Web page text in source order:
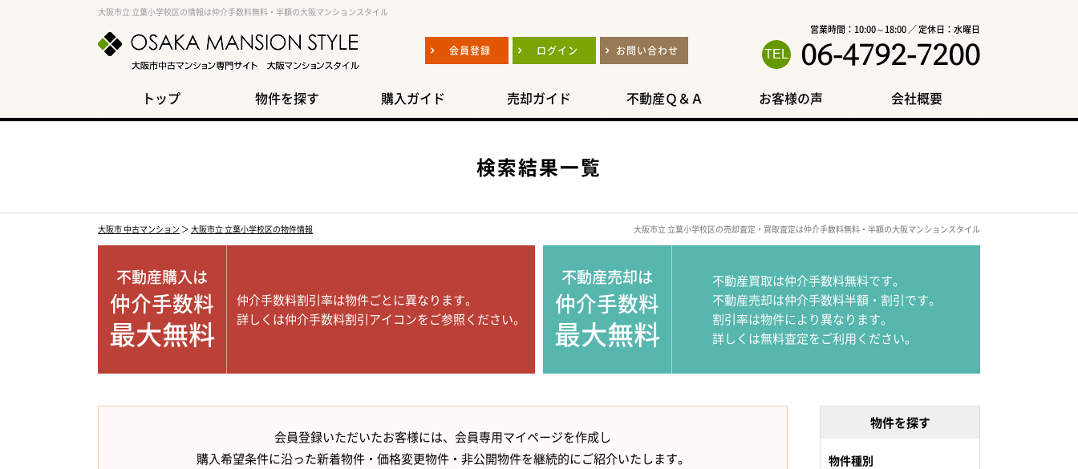
大阪市立 立葉小学校区の情報は仲介手数料無料・半額の大阪マンションスタイル
会員登録 ログイン お問い合わせ
営業時間：10:00～18:00 ／ 定休日：水曜日
06-4792-7200
トップ 物件を探す 購入ガイド 売却ガイド 不動産Ｑ＆Ａ お客様の声 会社概要
検索結果一覧
大阪市 中古マンション ＞ 大阪市立 立葉小学校区の物件情報 大阪市立 立葉小学校区の売却査定・買取査定は仲介手数料無料・半額の大阪マンションスタイル
不動産購入は
仲介手数料
最大無料
仲介手数料割引率は物件ごとに異なります。
詳しくは仲介手数料割引アイコンをご参照ください。
不動産売却は
仲介手数料
最大無料
不動産買取は仲介手数料無料です。
不動産売却は仲介手数料半額・割引です。
割引率は物件により異なります。
詳しくは無料査定をご利用ください。
会員登録いただいたお客様には、会員専用マイページを作成し
購入希望条件に沿った新着物件・価格変更物件・非公開物件を継続的にご紹介いたします。
物件を探す
物件種別